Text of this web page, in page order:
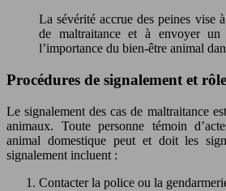
La sévérité accrue des peines vise
de maltraitance et à envoyer un
l’importance du bien-être animal
Procédures de signalement et
Le signalement des cas de maltraitance
animaux. Toute personne témoin
animal domestique peut et doit les
signalement incluent :
Contacter la police ou la